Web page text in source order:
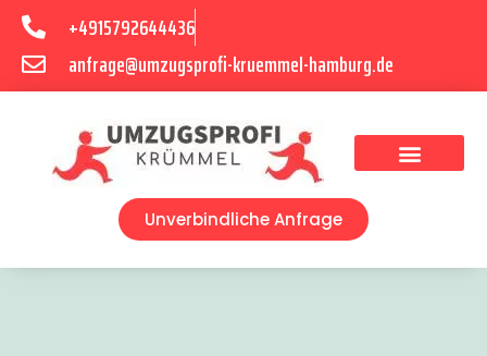
+4915792644436
anfrage@umzugsprofi-kruemmel-hamburg.de
Unverbindliche Anfrage